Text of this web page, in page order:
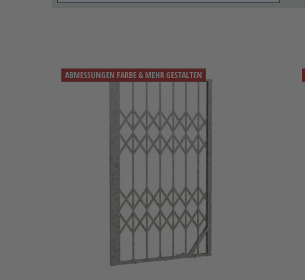
ABMESSUNGEN FARBE & MEHR GESTALTEN